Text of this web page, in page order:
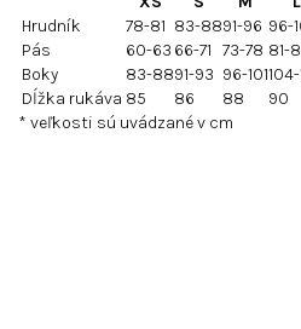
Hrudník
78-81 83-8891-96 96-
Pás
60-63 66-71 73-78 81-
Boky
83-8891-93 96-101
Dĺžka rukáva 85 86 88 90
* veľkosti sú uvádzané v cm